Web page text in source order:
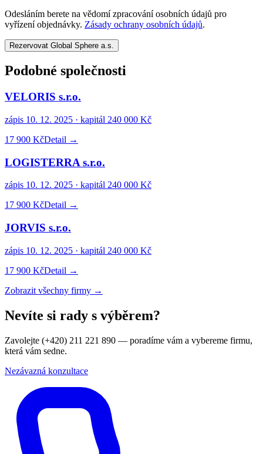
Odesláním berete na vědomí zpracování osobních údajů pro
vyřízení objednávky. Zásady ochrany osobních údajů.
Rezervovat Global Sphere a.s.
Podobné společnosti
VELORIS s.r.o.
zápis 10. 12. 2025 · kapitál 240 000 Kč
17 900 KčDetail →
LOGISTERRA s.r.o.
zápis 10. 12. 2025 · kapitál 240 000 Kč
17 900 KčDetail →
JORVIS s.r.o.
zápis 10. 12. 2025 · kapitál 240 000 Kč
17 900 KčDetail →
Zobrazit všechny firmy →
Nevíte si rady s výběrem?
Zavolejte (+420) 211 221 890 — poradíme vám a vybereme firmu,
která vám sedne.
Nezávazná konzultace